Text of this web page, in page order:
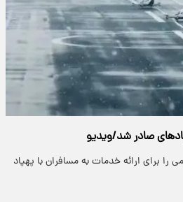
صادر شد/ویدیو
برای ارائه خدمات به مسافران با پهپاد